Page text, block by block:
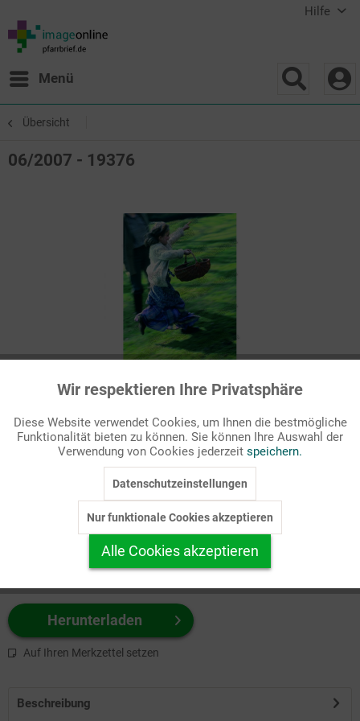
Hilfe
Menü
Übersicht
06/2007 - 19376
Passende Stichworte
Bibel, NT
zuerst Ihr Produktformat aus.
z.B. Farbe-Grafik, Schwarz-Weiß-Grafik, mit/ohne Text ...
Herunterladen
Auf Ihren Merkzettel setzen
Beschreibung
Funktionale Aktiv
Marketing Inaktiv
Personalisierung Inaktiv
Service
Wir respektieren Ihre Privatsphäre
Diese Website verwendet Cookies, um Ihnen die bestmögliche
Funktionalität bieten zu können. Sie können Ihre Auswahl der
Verwendung von Cookies jederzeit speichern.
Datenschutzeinstellungen
Nur funktionale Cookies akzeptieren
Alle Cookies akzeptieren